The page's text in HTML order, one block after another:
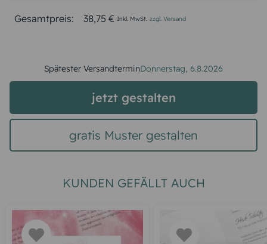
Gesamtpreis: 38,75 € Inkl. MwSt. zzgl. Versand
Spätester VersandterminDonnerstag, 6.8.2026
jetzt gestalten
gratis Muster gestalten
KUNDEN GEFÄLLT AUCH